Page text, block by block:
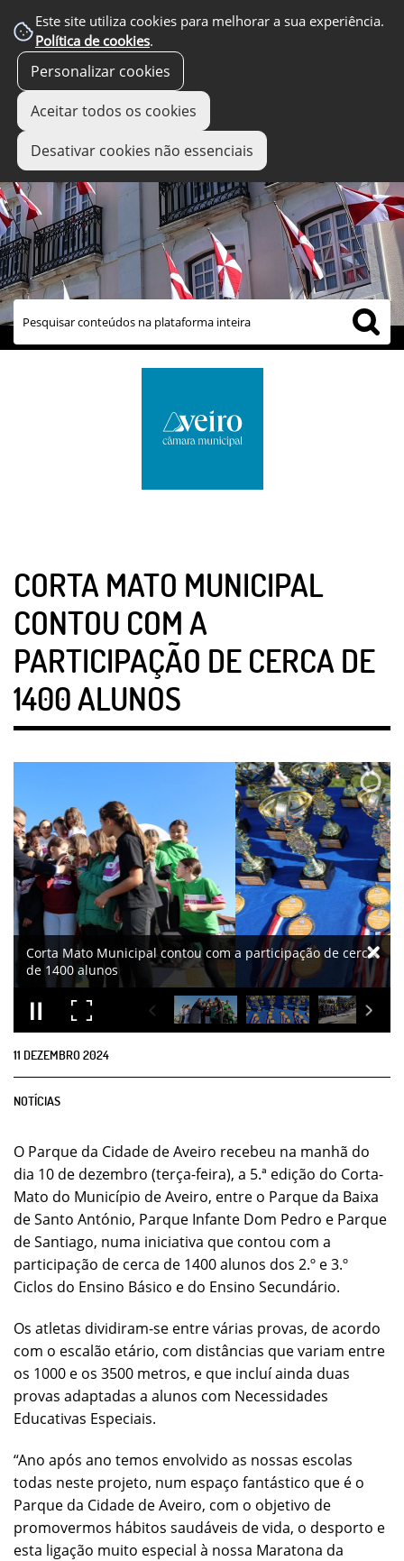
Este site utiliza cookies para melhorar a sua experiência.
Política de cookies.
Personalizar cookies
Aceitar todos os cookies
Desativar cookies não essenciais
links úteis
CORTA MATO MUNICIPAL
CONTOU COM A
PARTICIPAÇÃO DE CERCA DE
1400 ALUNOS
11 DEZEMBRO2024
NOTÍCIAS
O Parque da Cidade de Aveiro recebeu na manhã do
dia 10 de dezembro (terça-feira), a 5.ª edição do Corta-
Mato do Município de Aveiro, entre o Parque da Baixa
de Santo António, Parque Infante Dom Pedro e Parque
de Santiago, numa iniciativa que contou com a
participação de cerca de 1400 alunos dos 2.º e 3.º
Ciclos do Ensino Básico e do Ensino Secundário.
Os atletas dividiram-se entre várias provas, de acordo
com o escalão etário, com distâncias que variam entre
os 1000 e os 3500 metros, e que incluí ainda duas
provas adaptadas a alunos com Necessidades
Educativas Especiais.
“Ano após ano temos envolvido as nossas escolas
todas neste projeto, num espaço fantástico que é o
Parque da Cidade de Aveiro, com o objetivo de
promovermos hábitos saudáveis de vida, o desporto e
esta ligação muito especial à nossa Maratona da